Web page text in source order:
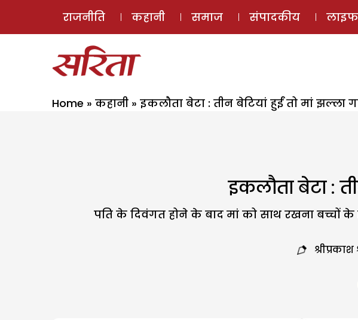
राजनीति कहानी समाज संपादकीय
Home » कहानी » इकलौता बेटा : तीन बेटियां हुईं तो मां झल्ला
इकलौता बेटा :
पति के दिवंगत होने के बाद मां को साथ रखना बच्चों
श्रीप्रकाश